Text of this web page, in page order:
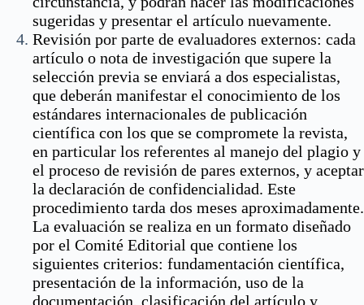
sugeridas y presentar el artículo nuevamente.
Revisión por parte de evaluadores externos: cada
artículo o nota de investigación que supere la
selección previa se enviará a dos especialistas,
que deberán manifestar el conocimiento de los
estándares internacionales de publicación
científica con los que se compromete la revista,
en particular los referentes al manejo del plagio y
el proceso de revisión de pares externos, y aceptar
la declaración de confidencialidad. Este
procedimiento tarda dos meses aproximadamente.
La evaluación se realiza en un formato diseñado
por el Comité Editorial que contiene los
siguientes criterios: fundamentación científica,
presentación de la información, uso de la
documentación, clasificación del artículo y